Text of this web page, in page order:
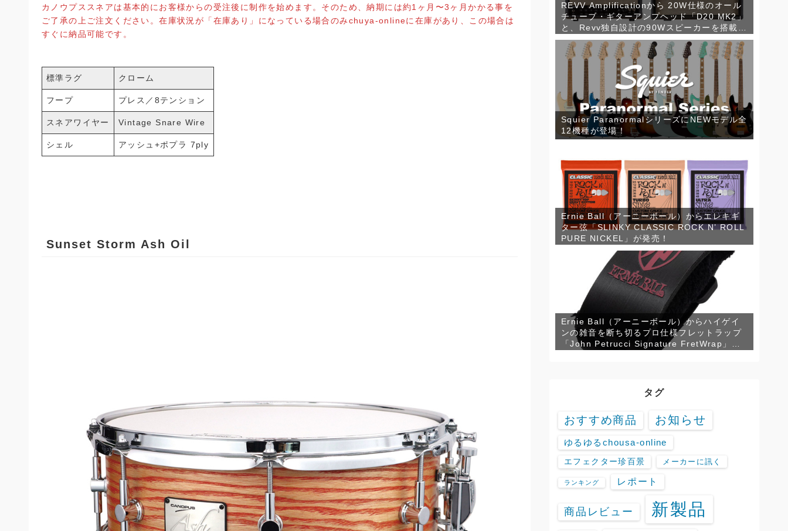
カノウプススネアは基本的にお客様からの受注後に制作を始めます。そのため、納期には約1ヶ月〜3ヶ月かかる事を
ご了承の上ご注文ください。在庫状況が「在庫あり」になっている場合のみchuya-onlineに在庫があり、この場合は
すぐに納品可能です。
標準ラグ クローム
フープ プレス／8テンション
スネアワイヤー Vintage Snare Wire
シェル アッシュ+ポプラ 7ply
Sunset Storm Ash Oil
REVV Amplificationから 20W仕様のオール
チューブ・ギターアンプヘッド「D20 MK2」
と、Revv独自設計の90Wスピーカーを搭載し
たコンパクトなギターキャビネット「1×12
RV90」が発売！
Squier ParanormalシリーズにNEWモデル全
12機種が登場！
Ernie Ball（アーニーボール）からエレキギ
ター弦「SLINKY CLASSIC ROCK N’ ROLL
PURE NICKEL」が発売！
Ernie Ball（アーニーボール）からハイゲイ
ンの雑音を断ち切るプロ仕様フレットラップ
「John Petrucci Signature FretWrap」が
タグ
おすすめ商品 お知らせ
ゆるゆるchousa-online
エフェクター珍百景 メーカーに訊く
ランキング レポート
商品レビュー 新製品